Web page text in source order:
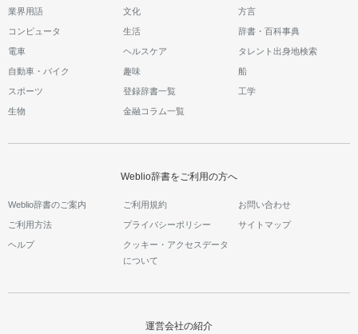
業界用語 文化 方言
コンピュータ 生活 辞書・百科事典
電車 ヘルスケア タレント出身地検索
自動車・バイク 趣味 船
スポーツ 登録辞書一覧 工学
生物 金融コラム一覧
Weblio辞書をご利用の方へ
Weblio辞書のご案内 ご利用規約 お問い合わせ
ご利用方法 プライバシーポリシー サイトマップ
ヘルプ
クッキー・アクセスデータ
について
運営会社の紹介